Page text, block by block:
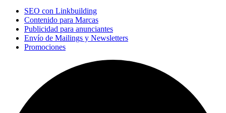
SEO con Linkbuilding
Contenido para Marcas
Publicidad para anunciantes
Envío de Mailings y Newsletters
Promociones